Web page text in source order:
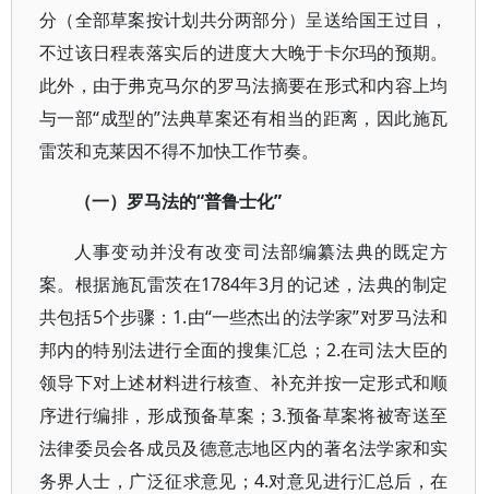
分（全部草案按计划共分两部分）呈送给国王过目，
不过该日程表落实后的进度大大晚于卡尔玛的预期。
此外，由于弗克马尔的罗马法摘要在形式和内容上均
与一部“成型的”法典草案还有相当的距离，因此施瓦
雷茨和克莱因不得不加快工作节奏。
（一）罗马法的“普鲁士化”
人事变动并没有改变司法部编纂法典的既定方
案。根据施瓦雷茨在1784年3月的记述，法典的制定
共包括5个步骤：1.由“一些杰出的法学家”对罗马法和
邦内的特别法进行全面的搜集汇总；2.在司法大臣的
领导下对上述材料进行核查、补充并按一定形式和顺
序进行编排，形成预备草案；3.预备草案将被寄送至
法律委员会各成员及德意志地区内的著名法学家和实
务界人士，广泛征求意见；4.对意见进行汇总后，在